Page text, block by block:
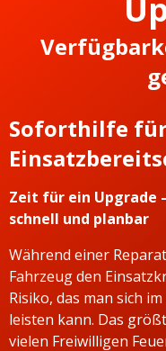
Soforthilfe
Zeit für ein Upgrade
schnell und planbar
Während einer
Fahrzeug den
Risiko, das man sich
leisten kann. Das
vielen Freiwilligen